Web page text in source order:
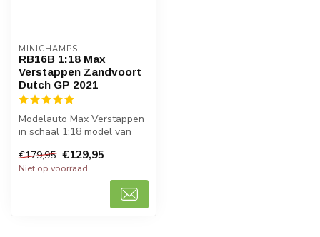
MINICHAMPS
RB16B 1:18 Max
Verstappen Zandvoort
Dutch GP 2021
Modelauto Max Verstappen
in schaal 1:18 model van
waarmee ...
€179,95 €129,95
Niet op voorraad